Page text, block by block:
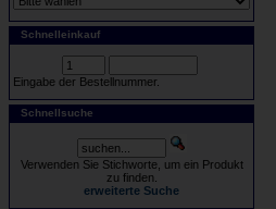
Schnelleinkauf
Eingabe der Bestellnummer.
Schnellsuche
Verwenden Sie Stichworte, um ein Produkt
zu finden.
erweiterte Suche